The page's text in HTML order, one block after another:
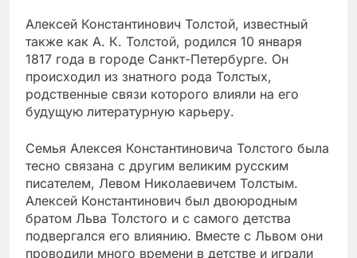
Алексей Константинович Толстой, известный
также как А. К. Толстой, родился 10 января
1817 года в городе Санкт-Петербурге. Он
происходил из знатного рода Толстых,
родственные связи которого влияли на его
будущую литературную карьеру.
Семья Алексея Константиновича Толстого была
тесно связана с другим великим русским
писателем, Левом Николаевичем Толстым.
Алексей Константинович был двоюродным
братом Льва Толстого и с самого детства
подвергался его влиянию. Вместе с Львом они
проводили много времени в детстве и играли